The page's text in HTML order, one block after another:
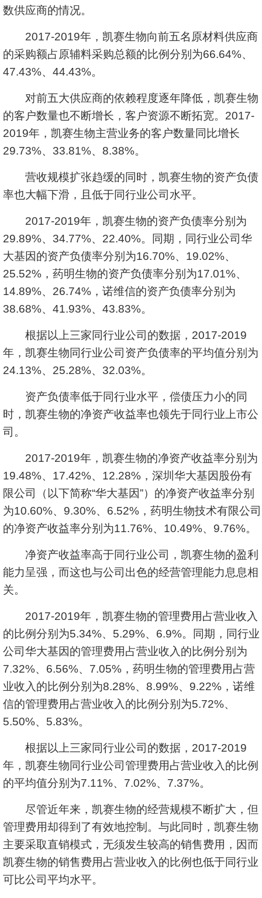
数供应商的情况。
2017-2019年，凯赛生物向前五名原材料供应商
的采购额占原辅料采购总额的比例分别为66.64%、
47.43%、44.43%。
对前五大供应商的依赖程度逐年降低，凯赛生物
的客户数量也不断增长，客户资源不断拓宽。2017-
2019年，凯赛生物主营业务的客户数量同比增长
29.73%、33.81%、8.38%。
营收规模扩张趋缓的同时，凯赛生物的资产负债
率也大幅下滑，且低于同行业公司水平。
2017-2019年，凯赛生物的资产负债率分别为
29.89%、34.77%、22.40%。同期，同行业公司华
大基因的资产负债率分别为16.70%、19.02%、
25.52%，药明生物的资产负债率分别为17.01%、
14.89%、26.74%，诺维信的资产负债率分别为
38.68%、41.93%、43.83%。
根据以上三家同行业公司的数据，2017-2019
年，凯赛生物同行业公司资产负债率的平均值分别为
24.13%、25.28%、32.03%。
资产负债率低于同行业水平，偿债压力小的同
时，凯赛生物的净资产收益率也领先于同行业上市公
司。
2017-2019年，凯赛生物的净资产收益率分别为
19.48%、17.42%、12.28%，深圳华大基因股份有
限公司（以下简称“华大基因”）的净资产收益率分别
为10.60%、9.30%、6.52%，药明生物技术有限公司
的净资产收益率分别为11.76%、10.49%、9.76%。
净资产收益率高于同行业公司，凯赛生物的盈利
能力呈强，而这也与公司出色的经营管理能力息息相
关。
2017-2019年，凯赛生物的管理费用占营业收入
的比例分别为5.34%、5.29%、6.9%。同期，同行业
公司华大基因的管理费用占营业收入的比例分别为
7.32%、6.56%、7.05%，药明生物的管理费用占营
业收入的比例分别为8.28%、8.99%、9.22%，诺维
信的管理费用占营业收入的比例分别为5.72%、
5.50%、5.83%。
根据以上三家同行业公司的数据，2017-2019
年，凯赛生物同行业公司管理费用占营业收入的比例
的平均值分别为7.11%、7.02%、7.37%。
尽管近年来，凯赛生物的经营规模不断扩大，但
管理费用却得到了有效地控制。与此同时，凯赛生物
主要采取直销模式，无须发生较高的销售费用，因而
凯赛生物的销售费用占营业收入的比例也低于同行业
可比公司平均水平。